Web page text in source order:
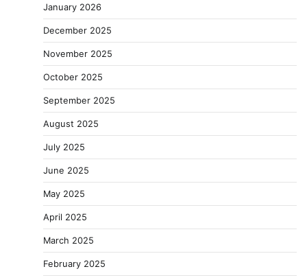
January 2026
December 2025
November 2025
October 2025
September 2025
August 2025
July 2025
June 2025
May 2025
April 2025
March 2025
February 2025